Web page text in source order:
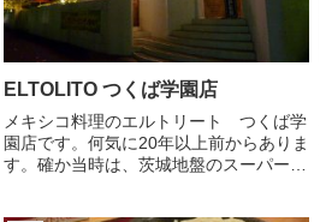
ELTOLITO つくば学園店
メキシコ料理のエルトリート つくば学
園店です。何気に20年以上前からありま
す。確か当時は、茨城地盤のスーパーチ